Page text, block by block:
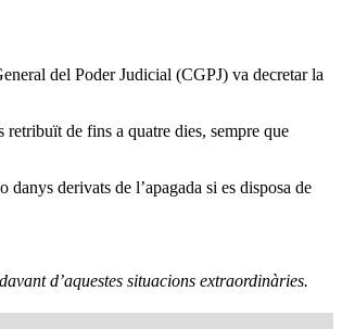
del Poder Judicial (CGPJ) va decretar la
retribuït de fins a quatre dies, sempre que
derivats de l’apagada si es disposa de
d’aquestes situacions extraordinàries.